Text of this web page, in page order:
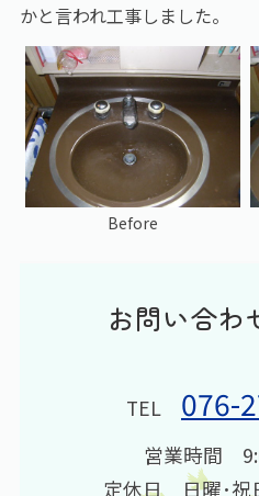
かと言われ工事しました。
Before
お問い合わ
TEL 076-
営業時間
定休日 日曜･祝